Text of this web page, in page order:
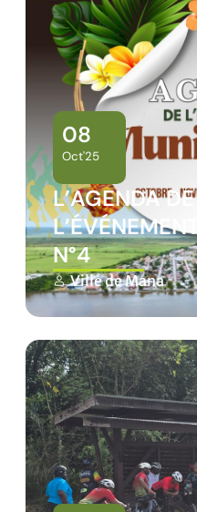
08
Oct'25
L’AGENDA DE
N°4
Ville de Mana